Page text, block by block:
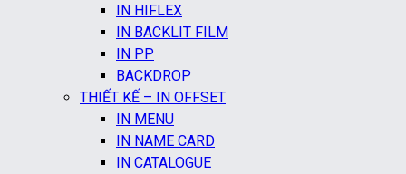
IN HIFLEX
IN BACKLIT FILM
IN PP
BACKDROP
THIẾT KẾ – IN OFFSET
IN MENU
IN NAME CARD
IN CATALOGUE